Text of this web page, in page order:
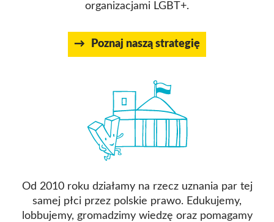
organizacjami LGBT+.
Poznaj naszą strategię
Od 2010 roku działamy na rzecz uznania par tej
samej płci przez polskie prawo. Edukujemy,
lobbujemy, gromadzimy wiedzę oraz pomagamy